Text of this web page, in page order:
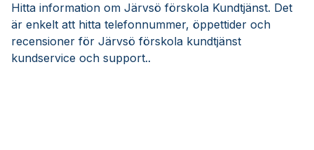
Hitta information om Järvsö förskola Kundtjänst. Det
är enkelt att hitta telefonnummer, öppettider och
recensioner för Järvsö förskola kundtjänst
kundservice och support..